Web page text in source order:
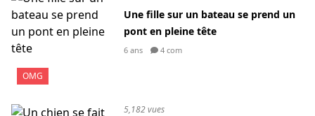
OMG
Une fille sur un bateau se prend un
pont en pleine tête
6 ans 4 com
5,182 vues